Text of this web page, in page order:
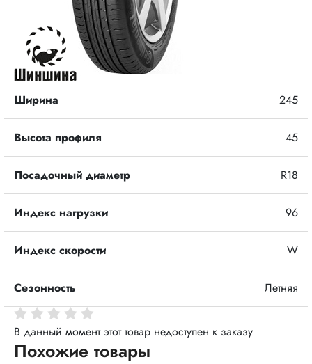
Ширина 245
Высота профиля 45
Посадочный диаметр R18
Индекс нагрузки 96
Индекс скорости W
Сезонность Летняя
В данный момент этот товар недоступен к заказу
Похожие товары